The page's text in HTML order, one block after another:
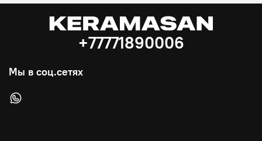
+77771890006
Мы в соц.сетях